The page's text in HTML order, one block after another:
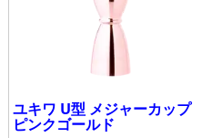
ユキワ U型 メジャーカップ
ピンクゴールド